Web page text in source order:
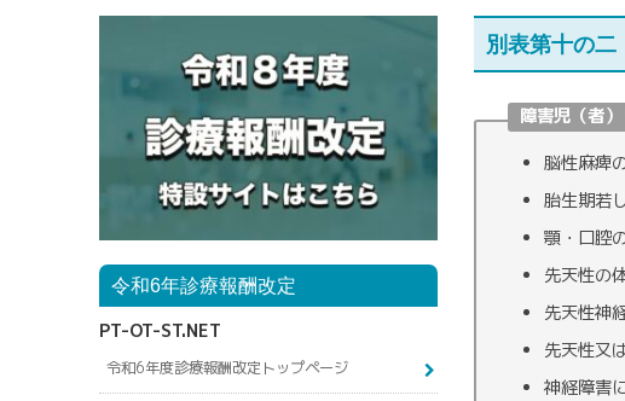
別表第十の二
障害児（者
脳性麻痺
胎生期若
顎・口腔
先天性の
先天性神
先天性又
神経障害
令和6年診療報酬改定
PT-OT-ST.NET
令和6年度診療報酬改定トップページ